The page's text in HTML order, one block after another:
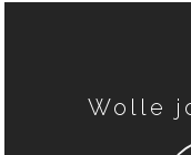
Wolle